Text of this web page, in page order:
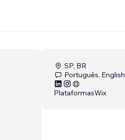
SP, BR
Português, English
PlataformasWix